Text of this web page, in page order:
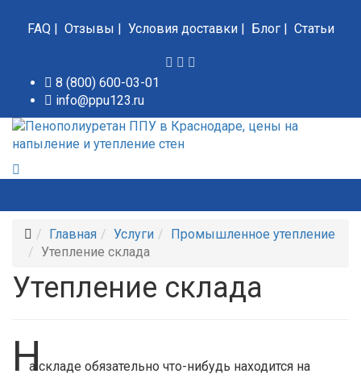
FAQ| Отзывы | Условия доставки| Блог| Статьи
8 (800) 600-03-01
info@ppu123.ru
Главная Услуги
Промышленное утепление
Утепление склада
Утепление склада
На складе обязательно что-нибудь находится на